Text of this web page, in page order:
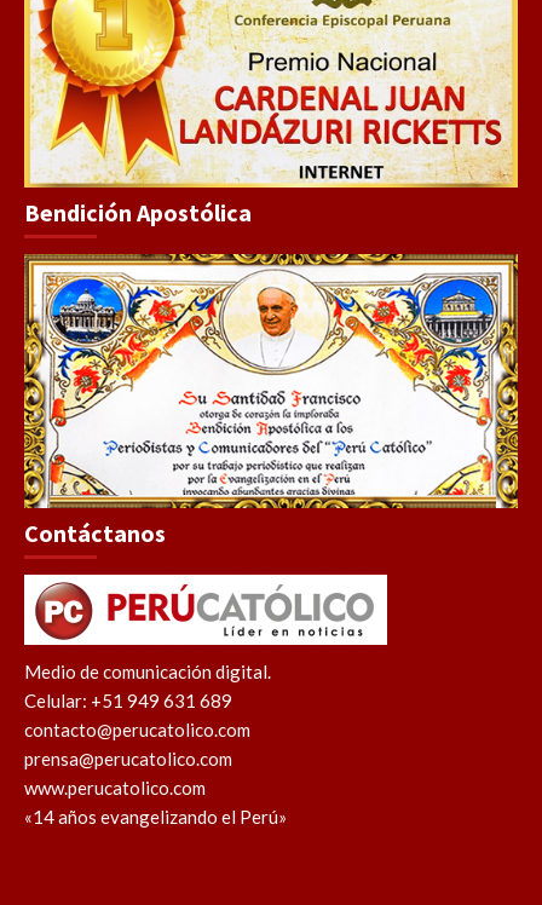
Bendición Apostólica
Contáctanos
Medio de comunicación digital.
Celular: +51 949 631 689
contacto@perucatolico.com
prensa@perucatolico.com
www.perucatolico.com
«14 años evangelizando el Perú»